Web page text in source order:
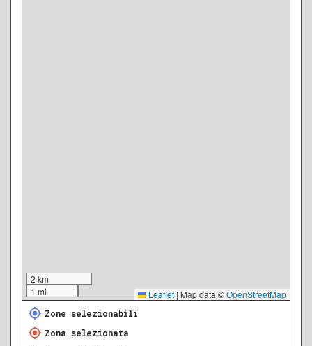
2 km
1 mi
Leaflet | Map data ©OpenStreetMap
Zone selezionabili
Zona selezionata